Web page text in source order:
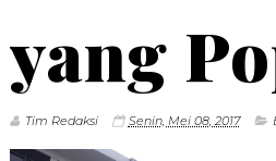
yang
Tim Redaksi Senin, Mei 08, 2017